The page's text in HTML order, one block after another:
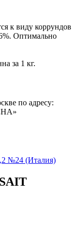
к виду коррундов
Оптимально
за 1 кг.
по адресу: